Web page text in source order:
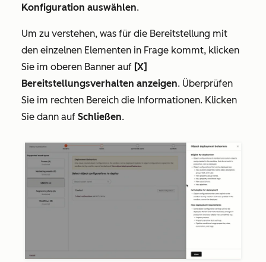
Konfiguration auswählen.
Um zu verstehen, was für die Bereitstellung mit
den einzelnen Elementen in Frage kommt, klicken
Sie im oberen Banner auf [X]
Bereitstellungsverhalten anzeigen. Überprüfen
Sie im rechten Bereich die Informationen. Klicken
Sie dann auf Schließen.